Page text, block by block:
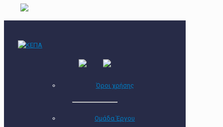
Όροι χρήσης
Ομάδα Έργου